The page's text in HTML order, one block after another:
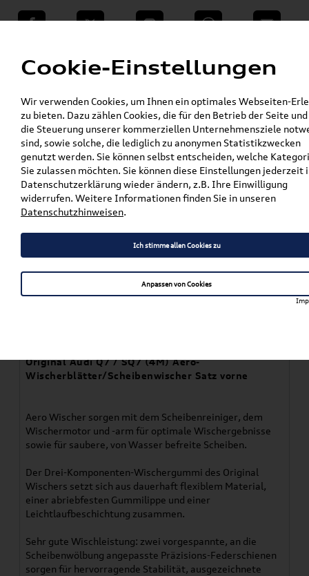
teilen Twitter Instagram WhatsApp E-Mail
VW Shop - VW Originalteile und Zubehör »
Audi Produkte » Audi Original Teile »
Wischerblätter » Q7 / SQ7 »
Original Audi Q7 / SQ7 (4M) Aero-
Wischerblätter/Scheibenwischer Satz Vorne
4M1998002
Original Audi Q7 / SQ7 (4M)
Aero-
Wischerblätter/
Satz Vorne 4M1998002
Original Audi Q7 / SQ7 (4M) Aero-
Wischerblätter/Scheibenwischer Satz vorne
Aero Wischer sorgen mit dem Scheibenreiniger, dem
Wischermotor und -arm für optimale Wischergebnisse
sowie für saubere, von Wasser befreite Scheiben.
Der Drei-Komponenten-Wischergummi des Original
Wischers setzt sich aus dauerhaft flexiblem Material,
einer abriebfesten Gummilippe und einer
Leichtlaufbeschichtung zusammen.
Sehr gute Wischleistung: zwei vorgespannte, an die
Scheibenwölbung angepasste Präzisions-Federschienen
sorgen für hervorragende Stabilität, ausgezeichnete
Cookie-Einstellungen
Wir verwenden Cookies, um Ihnen ein optimales Webseiten-
zu bieten. Dazu zählen Cookies, die für den Betrieb der Seite
die Steuerung unserer kommerziellen Unternehmensziele
sind, sowie solche, die lediglich zu anonymen Statistikzwecken
genutzt werden. Sie können selbst entscheiden, welche
Sie zulassen möchten. Sie können diese Einstellungen jederzeit
Datenschutzerklärung wieder ändern, z.B. Ihre Einwilligung
widerrufen. Weitere Informationen finden Sie in unseren
Datenschutzhinweisen.
Ich stimme allen Cookies zu
Anpassen von Cookies